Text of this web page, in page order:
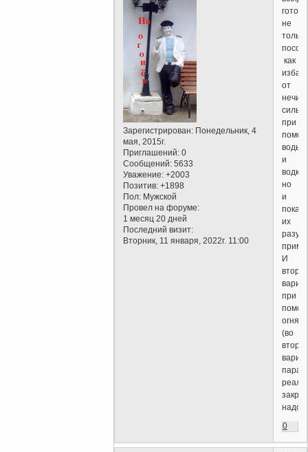
Зарегистрирован: Понедельник, 4
мая, 2015г.
Приглашений: 0
Сообщений: 5633
Уважение: +2003
Позитив: +1898
Пол: Мужской
Провел на форуме:
1 месяц 20 дней
Последний визит:
Вторник, 11 января, 2022г. 11:00
не
только
как
от
силы,
при
воды
и
водки,
но
и
их
И
при
огня
(во
0